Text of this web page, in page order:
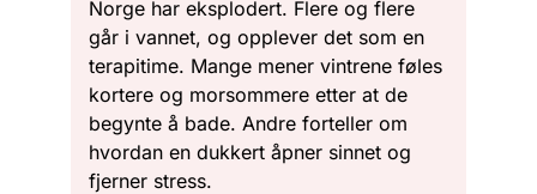
Norge har eksplodert. Flere og flere
går i vannet, og opplever det som en
terapitime. Mange mener vintrene føles
kortere og morsommere etter at de
begynte å bade. Andre forteller om
hvordan en dukkert åpner sinnet og
fjerner stress.